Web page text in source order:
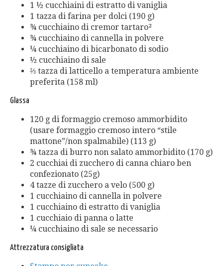
1 ½ cucchiaini di estratto di vaniglia
1 tazza di farina per dolci (190 g)
¾ cucchiaino di cremor tartaro²
¾ cucchiaino di cannella in polvere
¼ cucchiaino di bicarbonato di sodio
½ cucchiaino di sale
⅔ tazza di latticello a temperatura ambiente
preferita (158 ml)
Glassa
120 g di formaggio cremoso ammorbidito
(usare formaggio cremoso intero “stile
mattone”/non spalmabile) (113 g)
¾ tazza di burro non salato ammorbidito (170 g)
2 cucchiai di zucchero di canna chiaro ben
confezionato (25g)
4 tazze di zucchero a velo (500 g)
1 cucchiaino di cannella in polvere
1 cucchiaino di estratto di vaniglia
1 cucchiaio di panna o latte
¼ cucchiaino di sale se necessario
Attrezzatura consigliata